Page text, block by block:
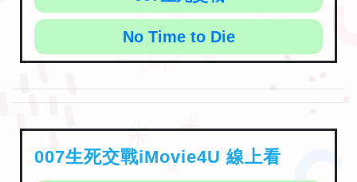
No Time to Die
007生死交戰iMovie4U 線上看